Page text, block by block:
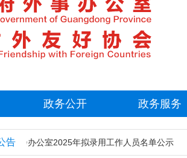
政务公开 政务服务
告
员会办公室2025年拟录用工作人员名单公示